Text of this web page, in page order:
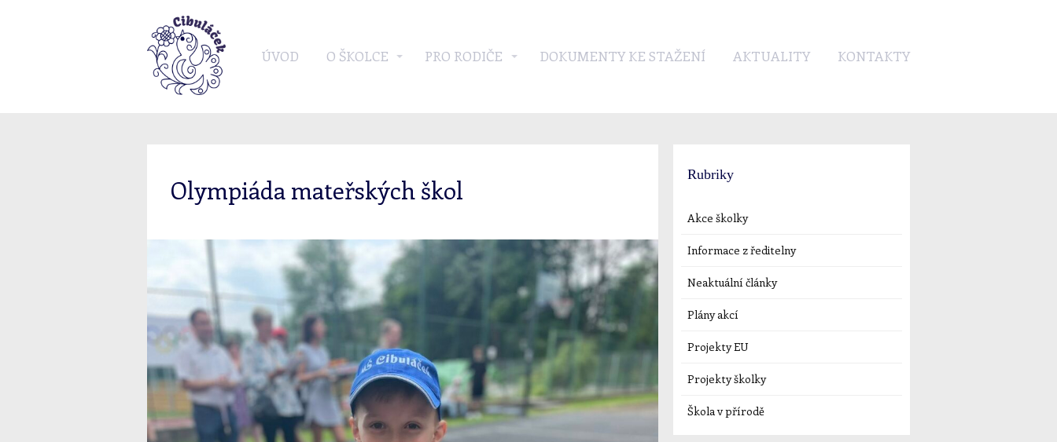
ÚVOD O ŠKOLCE PRO RODIČE DOKUMENTY KE STAŽENÍ AKTUALITY KONTAKTY
Olympiáda mateřských škol Rubriky
Akce školky
Informace z ředitelny
Neaktuální články
Plány akcí
Projekty EU
Projekty školky
Škola v přírodě